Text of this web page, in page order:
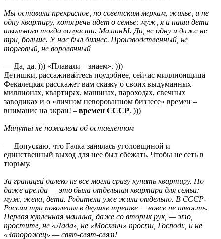
Мы оставили прекрасное, по советским меркам, жилье, и не
одну квартиру, хотя речь идет о семье: муж, я и наши дети
школьного тогда возраста. МашинЫ. Да, не одну и даже не
три, больше. У нас был бизнес. Производственный, не
торговый, не ворованный
— Да, да. ))) «Плавали – знаем». )))
Детишки, рассаживайтесь поудобнее, сейчас миллионщица
Фекалецкая расскажет вам сказку о своих выдуманных
миллионах, квартирах, машинах, пароходах, свечных
заводиках и о «личном неворованном бизнесе» времен –
внимание на экран! – времен СССР. )))
Минуты не пожалели об оставленном
— Допускаю, что Галка занялась уголовщиной и
единственный выход для нее был сбежать. Чтобы не сеть в
тюрьму.
За границей далеко не все могли сразу купить квартиру. Но
даже аренда — это была отдельная квартира для семьи:
муж, жена, дети. Родители уже жили отдельно. В СССР-
России три поколения в двушке-трешке — вовсе не новость.
Первая купленная машина, даже со вторых рук, — это,
простите, не «Лада», не «Москвич» прости, Господи, и не
«Запорожец» — свят-свят-свят!